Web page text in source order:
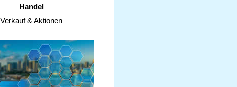
Handel
Verkauf & Aktionen